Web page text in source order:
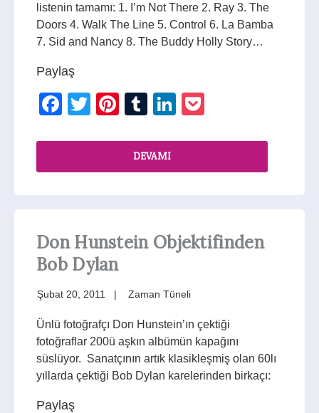
listenin tamamı: 1. I’m Not There 2. Ray 3. The
Doors 4. Walk The Line 5. Control 6. La Bamba
7. Sid and Nancy 8. The Buddy Holly Story…
Paylaş
Facebook
TwitterPinterest
TumblrLinkedIn
DEVAMI
Don Hunstein Objektifinden
Bob Dylan
Şubat 20, 2011 Zaman Tüneli
Ünlü fotoğrafçı Don Hunstein’ın çektiği
fotoğraflar 200ü aşkın albümün kapağını
süslüyor. Sanatçının artık klasikleşmiş olan 60lı
yıllarda çektiği Bob Dylan karelerinden birkaçı:
Paylaş